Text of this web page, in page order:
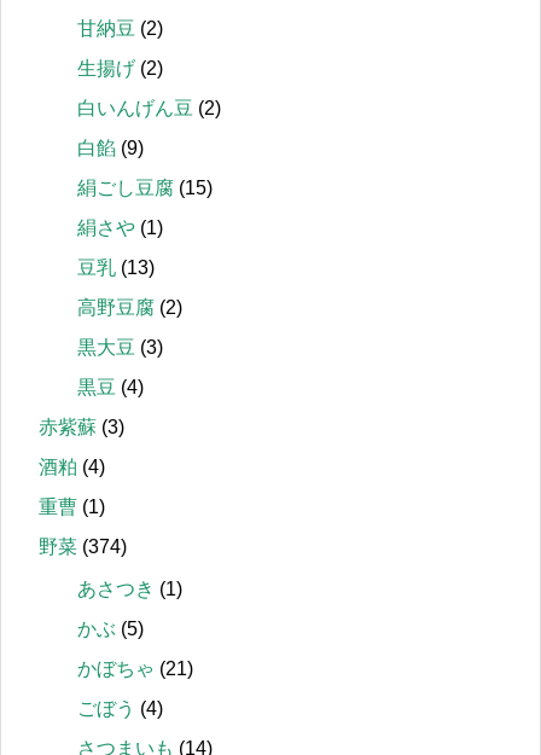
甘納豆 (2)
生揚げ (2)
白いんげん豆 (2)
白餡 (9)
絹ごし豆腐 (15)
絹さや (1)
豆乳 (13)
高野豆腐 (2)
黒大豆 (3)
黒豆 (4)
赤紫蘇 (3)
酒粕 (4)
重曹 (1)
野菜 (374)
あさつき (1)
かぶ (5)
かぼちゃ (21)
ごぼう (4)
さつまいも (14)